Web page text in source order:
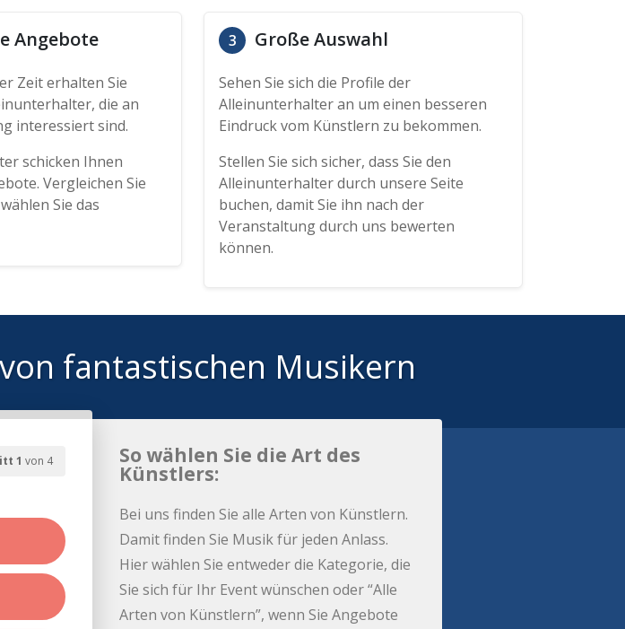
Angebote
Zeit erhalten Sie
die an
interessiert sind.
schicken Ihnen
Vergleichen Sie
Sie das
3 Große Auswahl
Sehen Sie sich die Profile der
Alleinunterhalter an um einen besseren
Eindruck vom Künstlern zu bekommen.
Stellen Sie sich sicher, dass Sie den
Alleinunterhalter durch unsere Seite
buchen, damit Sie ihn nach der
Veranstaltung durch uns bewerten
können.
von fantastischen Musikern
1 von 4 So wählen Sie die Art des
Künstlers:
Bei uns finden Sie alle Arten von Künstlern.
Damit finden Sie Musik für jeden Anlass.
Hier wählen Sie entweder die Kategorie, die
Sie sich für Ihr Event wünschen oder “Alle
Arten von Künstlern”, wenn Sie Angebote